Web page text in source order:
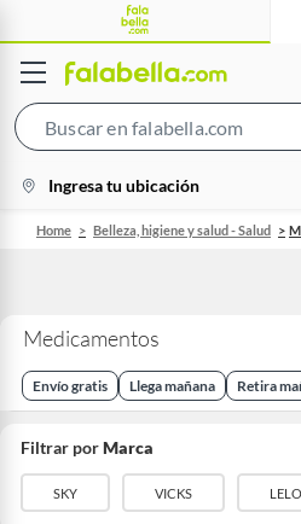
location-
icon
Ingresa tu ubicación
Home Belleza, higiene y salud - Salud
Medicamentos
Envío gratis Llega mañana Retira
Filtrar porMarca
SKY VICKS LELO